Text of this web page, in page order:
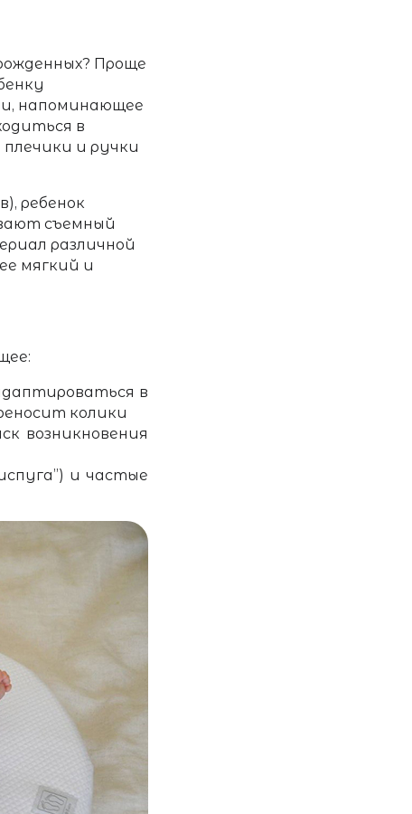
Проще
напоминающее
в
и ручки
ребенок
съемный
различной
мягкий и
в
колики
возникновения
и частые